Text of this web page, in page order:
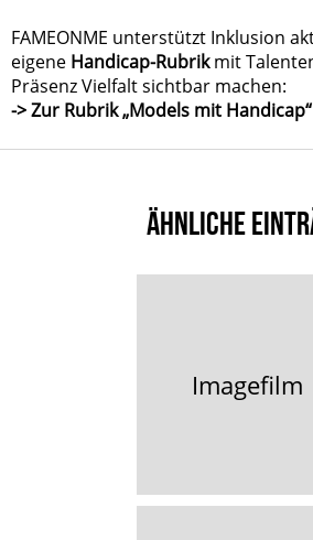
FAMEONME unterstützt Inklusion
eigene Handicap-Rubrikmit
Präsenz Vielfalt sichtbar machen:
-> Zur Rubrik „Models mit Handicap“
ÄHNLICHE
Imagefilm